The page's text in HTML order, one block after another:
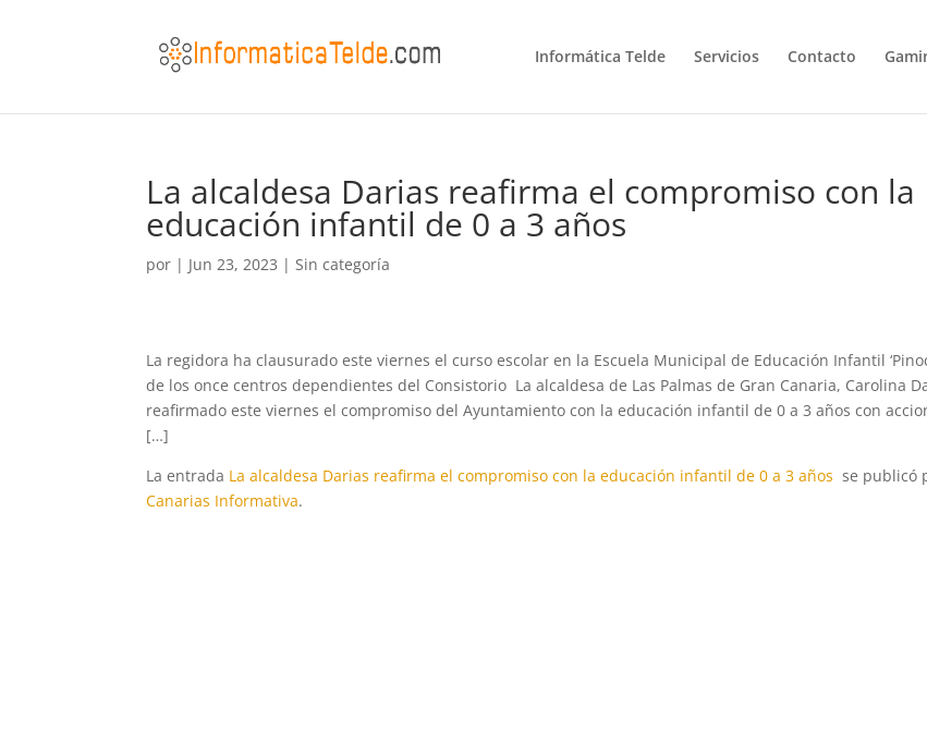
Informática Telde Servicios Contacto
La alcaldesa Darias reafirma el compromiso con la
educación infantil de 0 a 3 años
por | Jun 23, 2023 |Sin categoría
La regidora ha clausurado este viernes el curso escolar en la Escuela Municipal de Educación Infantil
de los once centros dependientes del Consistorio La alcaldesa de Las Palmas de Gran Canaria, Carolina
reafirmado este viernes el compromiso del Ayuntamiento con la educación infantil de 0 a 3 años con
[…]
La entrada La alcaldesa Darias reafirma el compromiso con la educación infantil de 0 a 3 años se publicó
Canarias Informativa.